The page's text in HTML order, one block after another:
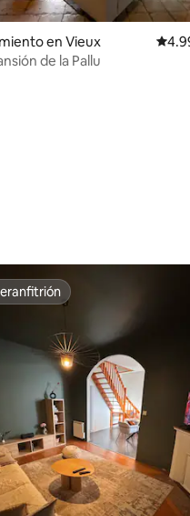
4.95 de 5, 150 reseñas
en Vieux
de la Pallu
4.96 de 5, 102 reseñas